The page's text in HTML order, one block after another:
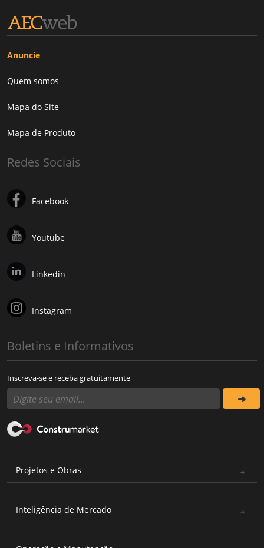
Anuncie
Quem somos
Mapa do Site
Mapa de Produto
Redes Sociais
Facebook
Youtube
Linkedin
Instagram
Boletins e Informativos
Inscreva-se e receba gratuitamente
Projetos e Obras
Inteligência de Mercado